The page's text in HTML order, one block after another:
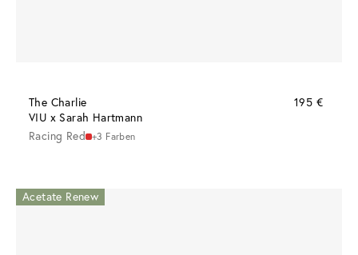
The Charlie
VIU x Sarah Hartmann
195 €
Racing Red +3 Farben
Acetate Renew